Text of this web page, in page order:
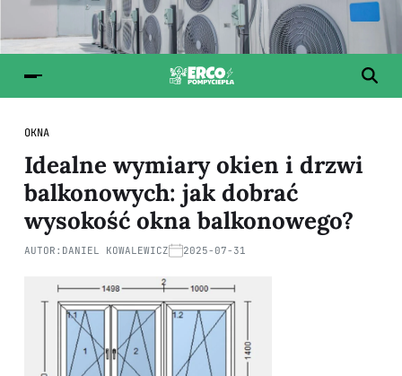
OKNA
Idealne wymiary okien i drzwi
balkonowych: jak dobrać
wysokość okna balkonowego?
AUTOR: DANIEL KOWALEWICZ 2025-07-31